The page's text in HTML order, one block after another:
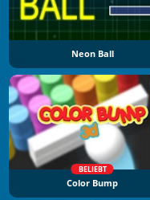
Neon Ball
BELIEBT
Color Bump